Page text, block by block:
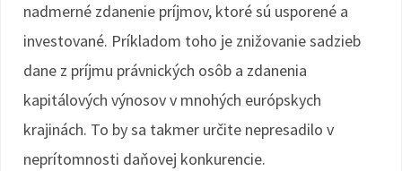
nadmerné zdanenie príjmov, ktoré sú usporené a
investované. Príkladom toho je znižovanie sadzieb
dane z príjmu právnických osôb a zdanenia
kapitálových výnosov v mnohých európskych
krajinách. To by sa takmer určite nepresadilo v
neprítomnosti daňovej konkurencie.